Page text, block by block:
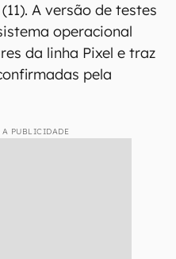
A versão de testes
operacional
da linha Pixel e traz
pela
PUBLICIDADE